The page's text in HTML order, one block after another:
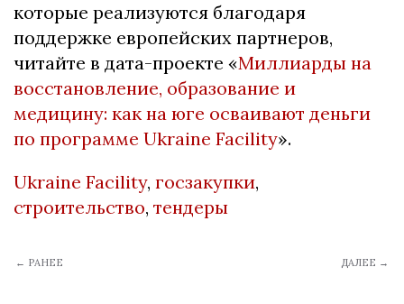
которые реализуются благодаря
поддержке европейских партнеров,
читайте в дата-проекте «Миллиарды на
восстановление, образование и
медицину: как на юге осваивают деньги
по программе Ukraine Facility».
Ukraine Facility, госзакупки,
строительство, тендеры
← РАНЕЕ ДАЛЕЕ →